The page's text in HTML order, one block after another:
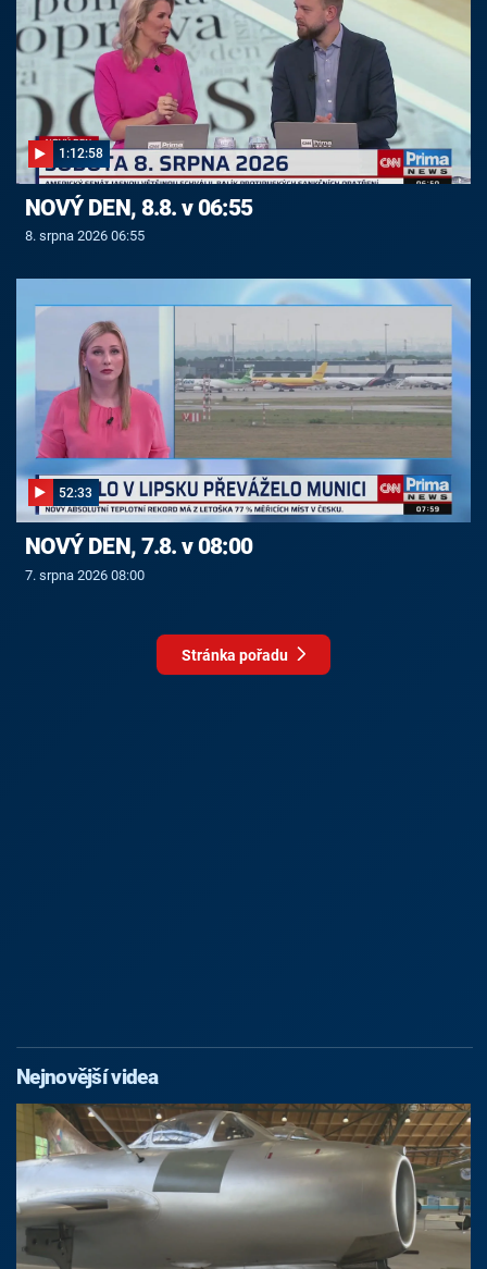
1:12:58
NOVÝ DEN, 8.8. v 06:55
8. srpna 2026 06:55
52:33
NOVÝ DEN, 7.8. v 08:00
7. srpna 2026 08:00
Stránka pořadu
Nejnovější videa